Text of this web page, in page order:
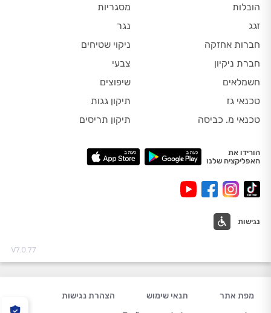
הובלות
זגג
חברות אחזקה
חברת ניקיון
חשמלאים
טכנאי גז
טכנאי מ. כביסה
מסגריות
נגר
ניקוי שטיחים
צבעי
שיפוצים
תיקון גגות
תיקון תריסים
הורידו את
האפליקציה שלנו
נגישות
V7.0.77
מפת אתר תנאי שימוש
הצהרת נגישות